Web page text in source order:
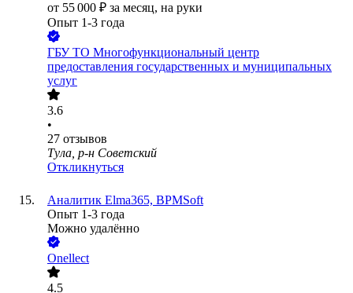
от 55 000 ₽ за месяц, на руки
Опыт 1-3 года
ГБУ ТО Многофункциональный центр
предоставления государственных и муниципальных
услуг
3.6
•
27 отзывов
Тула, р-н Советский
Откликнуться
Аналитик Elma365, BPMSoft
Опыт 1-3 года
Можно удалённо
Onellect
4.5